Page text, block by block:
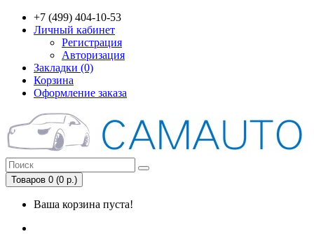
+7 (499) 404-10-53
Личный кабинет
Регистрация
Авторизация
Закладки (0)
Корзина
Оформление заказа
Товаров 0 (0 р.)
Ваша корзина пуста!